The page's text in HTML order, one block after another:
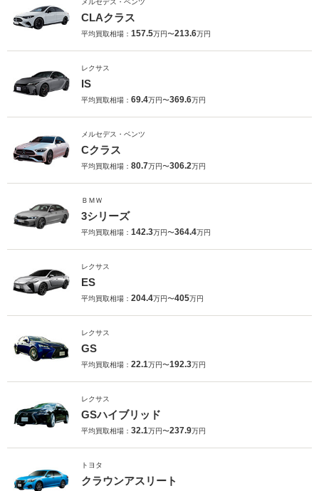
メルセデス・ベンツ
CLAクラス
平均買取相場： 157.5万円〜213.6万円
レクサス
IS
平均買取相場： 69.4万円〜369.6万円
メルセデス・ベンツ
Cクラス
平均買取相場： 80.7万円〜306.2万円
ＢＭＷ
3シリーズ
平均買取相場： 142.3万円〜364.4万円
レクサス
ES
平均買取相場： 204.4万円〜405万円
レクサス
GS
平均買取相場： 22.1万円〜192.3万円
レクサス
GSハイブリッド
平均買取相場： 32.1万円〜237.9万円
トヨタ
クラウンアスリート